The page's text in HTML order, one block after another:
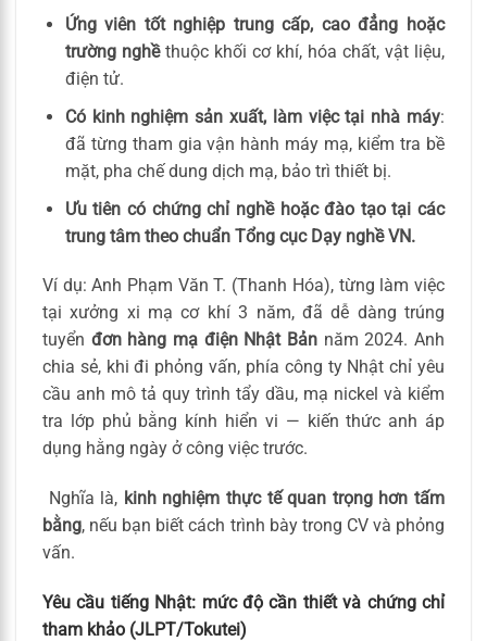
Ứng viên tốt nghiệp trung cấp, cao đẳng hoặc
trường nghềthuộc khối cơ khí, hóa chất, vật liệu,
điện tử.
Có kinh nghiệm sản xuất, làm việc tại nhà máy:
đã từng tham gia vận hành máy mạ, kiểm tra bề
mặt, pha chế dung dịch mạ, bảo trì thiết bị.
Ưu tiên có chứng chỉ nghề hoặc đào tạo tại các
trung tâm theo chuẩn Tổng cục Dạy nghề VN.
Ví dụ: Anh Phạm Văn T. (Thanh Hóa), từng làm việc
tại xưởng xi mạ cơ khí 3 năm, đã dễ dàng trúng
tuyển đơn hàng mạ điện Nhật Bản năm 2024. Anh
chia sẻ, khi đi phỏng vấn, phía công ty Nhật chỉ yêu
cầu anh mô tả quy trình tẩy dầu, mạ nickel và kiểm
tra lớp phủ bằng kính hiển vi — kiến thức anh áp
dụng hằng ngày ở công việc trước.
Nghĩa là, kinh nghiệm thực tế quan trọng hơn tấm
bằng, nếu bạn biết cách trình bày trong CV và phỏng
vấn.
Yêu cầu tiếng Nhật: mức độ cần thiết và chứng chỉ
tham khảo (JLPT/Tokutei)